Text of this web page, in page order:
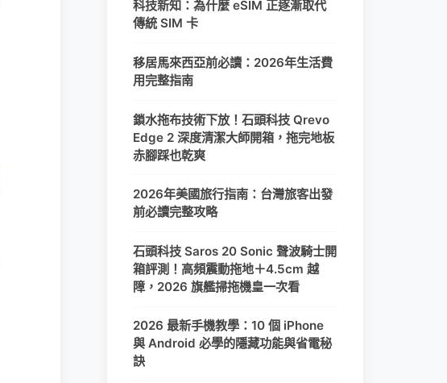
科技新知：為什麼 eSIM 正逐漸取代
傳統 SIM 卡
移居馬來西亞前必讀：2026年生活費
用完整指南
鎖水拖布技術下放！石頭科技 Qrevo
Edge 2 深度清潔大師開箱，拖完地板
赤腳踩也乾爽
2026年美國旅行指南：台灣旅客出發
前必讀完整攻略
石頭科技 Saros 20 Sonic 聲波騎士開
箱評測！高頻震動拖地＋4.5cm 越
障，2026 旗艦掃拖機皇一次看
2026 最新手機教學：10 個 iPhone
與 Android 必學的隱藏功能與省電秘
訣